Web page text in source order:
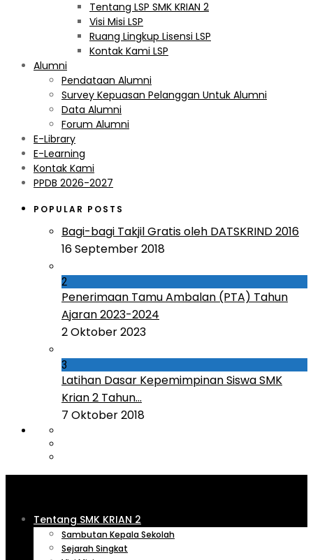
Tentang LSP SMK KRIAN 2
Visi Misi LSP
Ruang Lingkup Lisensi LSP
Kontak Kami LSP
Alumni
Pendataan Alumni
Survey Kepuasan Pelanggan Untuk Alumni
Data Alumni
Forum Alumni
E-Library
E-Learning
Kontak Kami
PPDB 2026-2027
POPULAR POSTS
Bagi-bagi Takjil Gratis oleh DATSKRIND 2016
16 September 2018
2
Penerimaan Tamu Ambalan (PTA) Tahun
Ajaran 2023-2024
2 Oktober 2023
3
Latihan Dasar Kepemimpinan Siswa SMK
Krian 2 Tahun...
7 Oktober 2018
Tentang SMK KRIAN 2
Sambutan Kepala Sekolah
Sejarah Singkat